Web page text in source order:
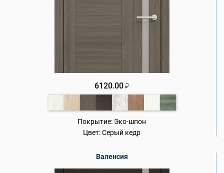
6120.00 ₽
Покрытие: Эко-шпон
Цвет:Серый кедр
Валенсия